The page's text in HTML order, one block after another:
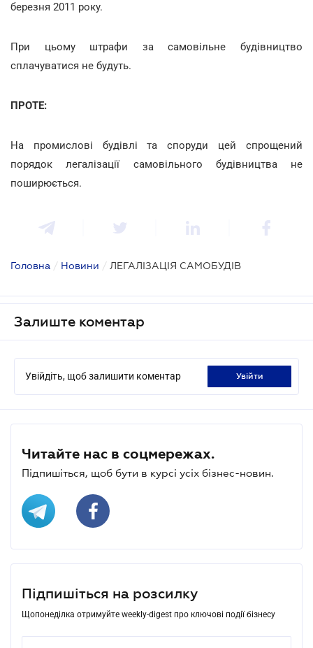
березня 2011 року.
При цьому штрафи за самовільне будівництво
сплачуватися не будуть.
ПРОТЕ:
На промислові будівлі та споруди цей спрощений
порядок легалізації самовільного будівництва не
поширюється.
Головна / Новини / ЛЕГАЛІЗАЦІЯ САМОБУДІВ
Залиште коментар
Увійдіть, щоб залишити коментар увійти
Читайте нас в соцмережах.
Підпишіться, щоб бути в курсі усіх бізнес-новин.
Підпишіться на розсилку
Щопонеділка отримуйте weekly-digest про ключові події бізнесу